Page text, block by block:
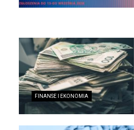
FINANSE I EKONOMIA